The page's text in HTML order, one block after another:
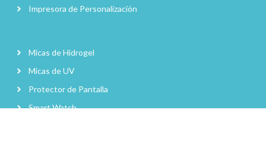
Impresora de Personalización
Micas de Hidrogel
Micas de UV
Protector de Pantalla
Smart Watch